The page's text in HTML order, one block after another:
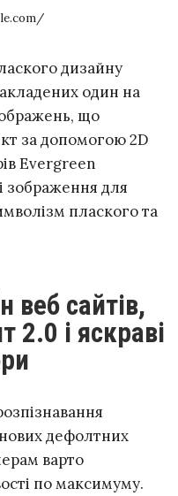
дизайну
один на
що
за допомогою 2D
Evergreen
зображення для
плаского та
2.0 і яскраві
дефолтних
варто
по максимуму.